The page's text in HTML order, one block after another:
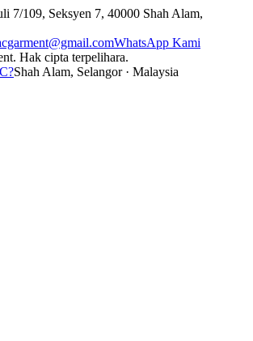
7/109, Seksyen 7, 40000 Shah Alam,
WhatsApp Kami
Hak cipta terpelihara.
Shah Alam, Selangor · Malaysia